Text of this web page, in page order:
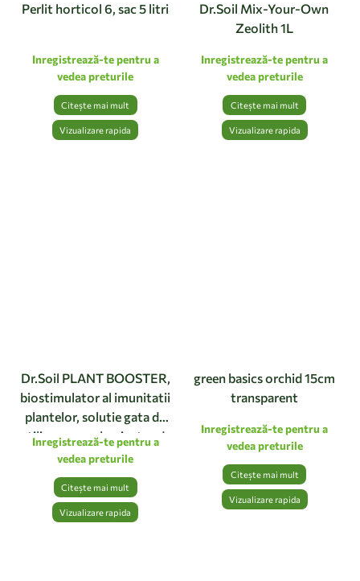
Perlit horticol 6, sac 5 litri
Inregistrează-te pentru a
vedea preturile
Citește mai mult
Vizualizare rapida
Dr.Soil Mix-Your-Own
Zeolith 1L
Inregistrează-te pentru a
vedea preturile
Citește mai mult
Vizualizare rapida
Dr.Soil PLANT BOOSTER,
biostimulator al imunitatii
plantelor, solutie gata de
utilizare cu pulverizator de
1 litru
Inregistrează-te pentru a
vedea preturile
Citește mai mult
Vizualizare rapida
green basics orchid 15cm
transparent
Inregistrează-te pentru a
vedea preturile
Citește mai mult
Vizualizare rapida